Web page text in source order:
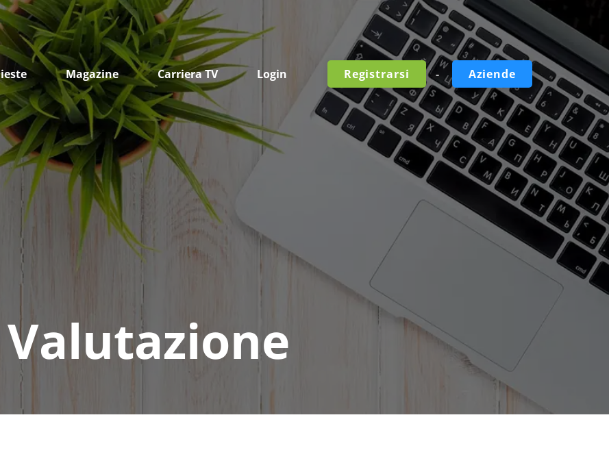
Magazine Carriera TV Login Registrarsi - Aziende
Valutazione